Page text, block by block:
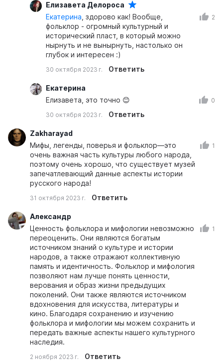
Елизавета Делороса
Екатерина, здорово как! Вообще,
фольклор - огромный культурный и
исторический пласт, в который можно
нырнуть и не вынырнуть, настолько он
глубок и интересен :)
2
30 октября 2023 г. Ответить
Екатерина
Елизавета, это точно 😊
0
30 октября 2023 г.
Ответить
Zakharayad
Мифы, легенды, поверья и фольклор—это
очень важная часть культуры любого народа,
поэтому очень хорошо, что существует музей
запечатлевающий данные аспекты истории
русского народа!
1
31 октября 2023 г. Ответить
Александр
Ценность фольклора и мифологии невозможно
переоценить. Они являются богатым
источником знаний о культуре и истории
народов, а также отражают коллективную
память и идентичность. Фольклор и мифология
позволяют нам лучше понять ценности,
верования и образ жизни предыдущих
поколений. Они также являются источником
вдохновения для искусства, литературы и
кино. Благодаря сохранению и изучению
фольклора и мифологии мы можем сохранить и
передать важные аспекты нашего культурного
наследия.
1
2 ноября 2023 г. Ответить